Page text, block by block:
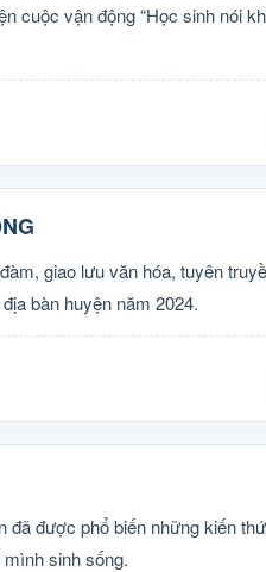
cuộc vận động “Học sinh nói
giao lưu văn hóa, tuyên
bàn huyện năm 2024.
đã được phổ biến những kiến
sinh sống.